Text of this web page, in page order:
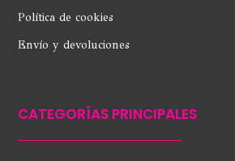
Política de cookies
Envío y devoluciones
CATEGORÍAS PRINCIPALES